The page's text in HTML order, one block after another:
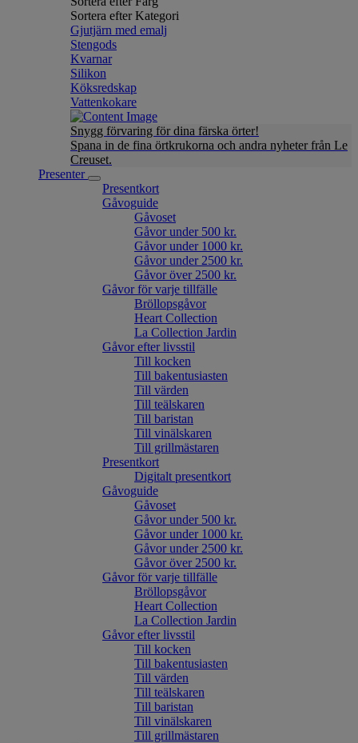
Sortera efter Kategori
Gjutjärn med emalj
Stengods
Kvarnar
Silikon
Köksredskap
Vattenkokare
Snygg förvaring för dina färska örter!
Spana in de fina örtkrukorna och andra nyheter från Le
Creuset.
Presenter
Presentkort
Gåvoguide
Gåvoset
Gåvor under 500 kr.
Gåvor under 1000 kr.
Gåvor under 2500 kr.
Gåvor över 2500 kr.
Gåvor för varje tillfälle
Bröllopsgåvor
Heart Collection
La Collection Jardin
Gåvor efter livsstil
Till kocken
Till bakentusiasten
Till värden
Till teälskaren
Till baristan
Till vinälskaren
Till grillmästaren
Presentkort
Digitalt presentkort
Gåvoguide
Gåvoset
Gåvor under 500 kr.
Gåvor under 1000 kr.
Gåvor under 2500 kr.
Gåvor över 2500 kr.
Gåvor för varje tillfälle
Bröllopsgåvor
Heart Collection
La Collection Jardin
Gåvor efter livsstil
Till kocken
Till bakentusiasten
Till värden
Till teälskaren
Till baristan
Till vinälskaren
Till grillmästaren